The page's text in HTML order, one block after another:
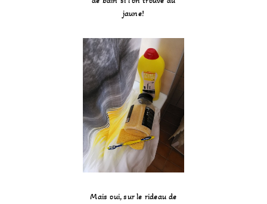
jaune!
Mais oui, sur le rideau de